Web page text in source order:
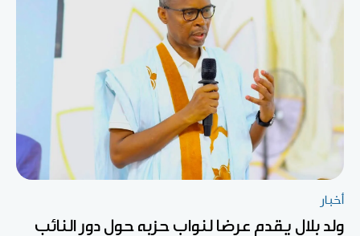
أخبار
ولد بلال يقدم عرضا لنواب حزبه حول دور النائب